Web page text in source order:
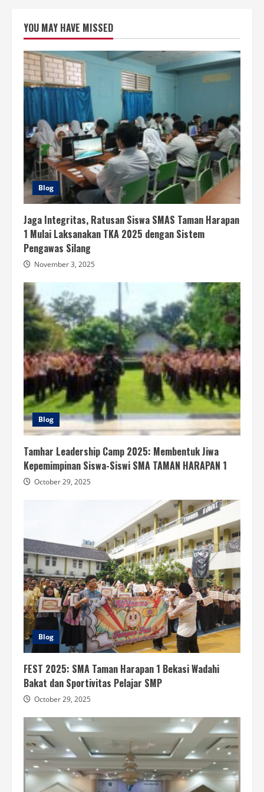
YOU MAY HAVE MISSED
Blog
Jaga Integritas, Ratusan Siswa SMAS Taman Harapan
1 Mulai Laksanakan TKA 2025 dengan Sistem
Pengawas Silang
November 3, 2025
Blog
Tamhar Leadership Camp 2025: Membentuk Jiwa
Kepemimpinan Siswa-Siswi SMA TAMAN HARAPAN 1
October 29, 2025
Blog
FEST 2025: SMA Taman Harapan 1 Bekasi Wadahi
Bakat dan Sportivitas Pelajar SMP
October 29, 2025